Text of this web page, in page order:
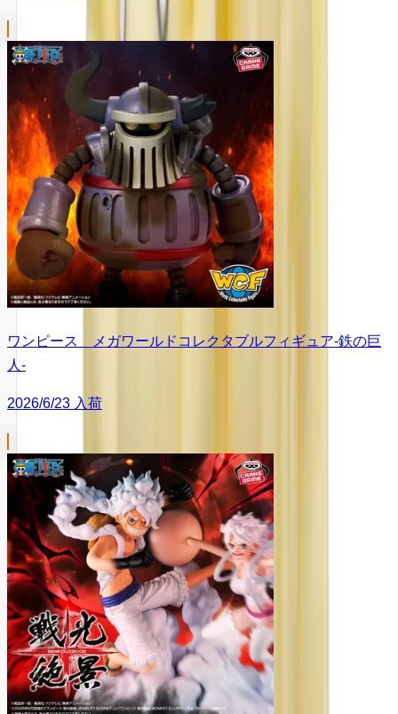
ワンピース メガワールドコレクタブルフィギュア-鉄の巨
人-
2026/6/23 入荷